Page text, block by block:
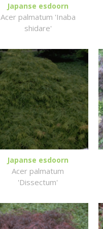
Japanse esdoorn
Acer palmatum 'Inaba
shidare'
Japanse esdoorn
Acer palmatum
'Dissectum'